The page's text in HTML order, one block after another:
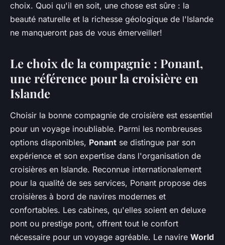
choix. Quoi qu'il en soit, une chose est sûre : la
beauté naturelle et la richesse géologique de l'Islande
ne manqueront pas de vous émerveiller!
Le choix de la compagnie : Ponant,
une référence pour la croisière en
Islande
Choisir la bonne compagnie de croisière est essentiel
pour un voyage inoubliable. Parmi les nombreuses
options disponibles, Ponant se distingue par son
expérience et son expertise dans l'organisation de
croisières en Islande. Reconnue internationalement
pour la qualité de ses services, Ponant propose des
croisières à bord de navires modernes et
confortables. Les cabines, qu'elles soient en deluxe
pont ou prestige pont, offrent tout le confort
nécessaire pour un voyage agréable. Le navire World